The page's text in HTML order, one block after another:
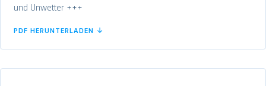
und Unwetter +++
PDF HERUNTERLADEN ↓